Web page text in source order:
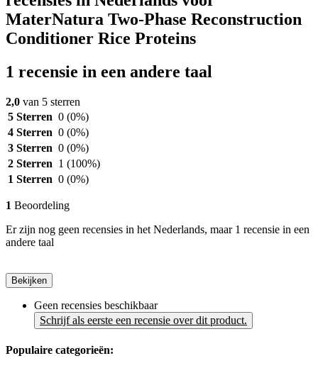
MaterNatura Two-Phase Reconstruction
Conditioner Rice Proteins
1 recensie in een andere taal
2,0 van 5 sterren
5 Sterren 0 (0%)
4 Sterren 0 (0%)
3 Sterren 0 (0%)
2 Sterren 1 (100%)
1 Sterren 0 (0%)
1 Beoordeling
Er zijn nog geen recensies in het Nederlands, maar 1 recensie in een
andere taal
Bekijken
Geen recensies beschikbaar
Schrijf als eerste een recensie over dit product.
Populaire categorieën: